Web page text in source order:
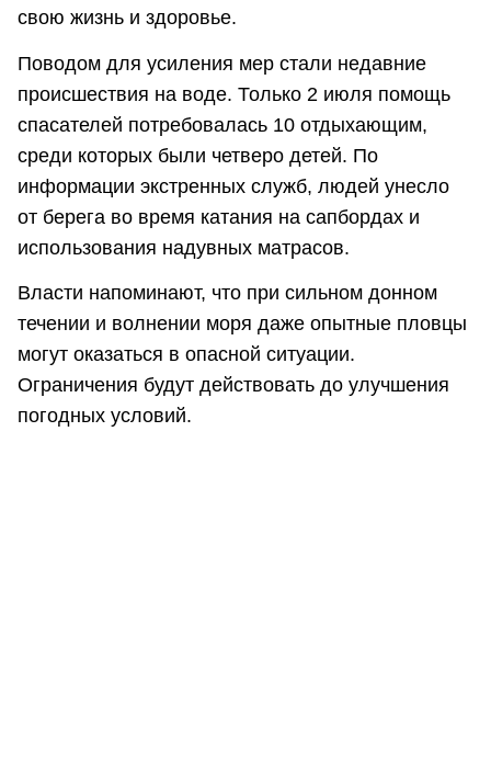
свою жизнь и здоровье.
Поводом для усиления мер стали недавние
происшествия на воде. Только 2 июля помощь
спасателей потребовалась 10 отдыхающим,
среди которых были четверо детей. По
информации экстренных служб, людей унесло
от берега во время катания на сапбордах и
использования надувных матрасов.
Власти напоминают, что при сильном донном
течении и волнении моря даже опытные пловцы
могут оказаться в опасной ситуации.
Ограничения будут действовать до улучшения
погодных условий.